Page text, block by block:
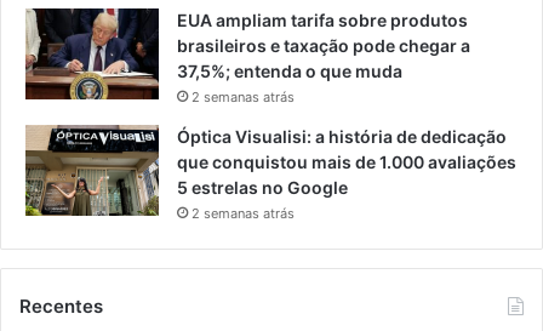
EUA ampliam tarifa sobre produtos
brasileiros e taxação pode chegar a
37,5%; entenda o que muda
2 semanas atrás
Óptica Visualisi: a história de dedicação
que conquistou mais de 1.000 avaliações
5 estrelas no Google
2 semanas atrás
Recentes